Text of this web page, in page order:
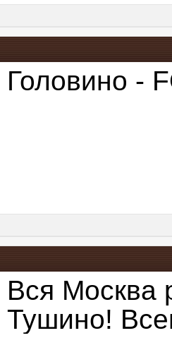
Головино -
Вся Москва
Тушино!